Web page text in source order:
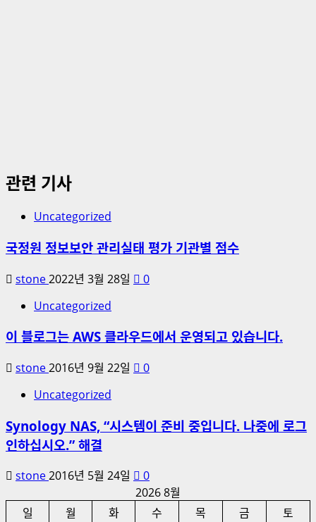
관련 기사
Uncategorized
국정원 정보보안 관리실태 평가 기관별 점수
stone2022년 3월 28일
0
Uncategorized
이 블로그는 AWS 클라우드에서 운영되고 있습니다.
stone2016년 9월 22일
0
Uncategorized
Synology NAS, “시스템이 준비 중입니다. 나중에 로그
인하십시오.” 해결
stone2016년 5월 24일
0
2026 8월
일
월 화 수 목 금
토